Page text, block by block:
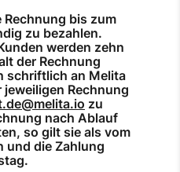
Rechnung bis zum
zu bezahlen.
werden zehn
der Rechnung
schriftlich an Melita
Rechnung
zu
nach Ablauf
so gilt sie als vom
und die Zahlung